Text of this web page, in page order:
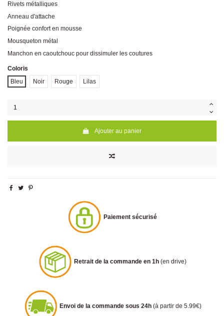
Rivets métalliques
Anneau d'attache
Poignée confort en mousse
Mousqueton métal
Manchon en caoutchouc pour dissimuler les coutures
Coloris
Bleu
Noir Rouge Lilas
Ajouter au panier
Paiement sécurisé
Retrait de la commande en 1h (en drive)
Envoi de la commande sous 24h (à partir de 5.99€)